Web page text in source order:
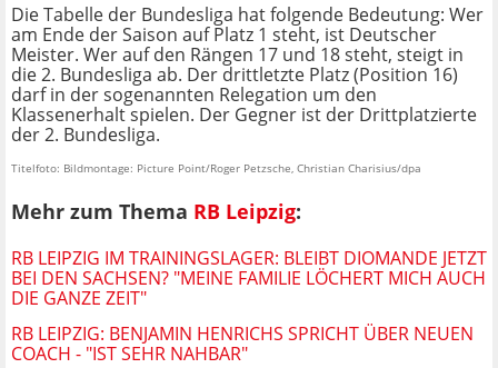
Die Tabelle der Bundesliga hat folgende Bedeutung: Wer
am Ende der Saison auf Platz 1 steht, ist Deutscher
Meister. Wer auf den Rängen 17 und 18 steht, steigt in
die 2. Bundesliga ab. Der drittletzte Platz (Position 16)
darf in der sogenannten Relegation um den
Klassenerhalt spielen. Der Gegner ist der Drittplatzierte
der 2. Bundesliga.
Titelfoto: Bildmontage: Picture Point/Roger Petzsche, Christian Charisius/dpa
Mehr zum Thema RB Leipzig:
RB LEIPZIG IM TRAININGSLAGER: BLEIBT DIOMANDE JETZT
BEI DEN SACHSEN? "MEINE FAMILIE LÖCHERT MICH AUCH
DIE GANZE ZEIT"
RB LEIPZIG: BENJAMIN HENRICHS SPRICHT ÜBER NEUEN
COACH - "IST SEHR NAHBAR"